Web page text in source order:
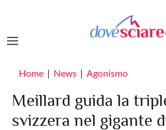
Home News Agonismo
Meillard guida la
svizzera nel gigante